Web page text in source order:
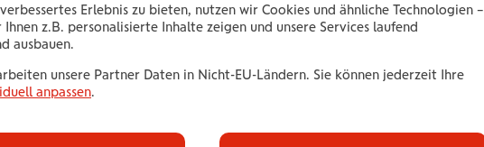
Erlebnis zu bieten, nutzen wir Cookies und ähnliche Technologien –
Ihnen z.B. personalisierte Inhalte zeigen und unsere Services laufend
ausbauen.
unsere Partner Daten in Nicht-EU-Ländern. Sie können jederzeit Ihre
anpassen.